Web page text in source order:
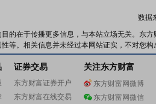
数据
的在于传播更多信息，与本站立场无关。东
等。相关信息并未经过本网站证实，不对您
证券交易
东方财富证券开户
东方财富在线交易
关注东方财富
东方财富网微博
东方财富网微信